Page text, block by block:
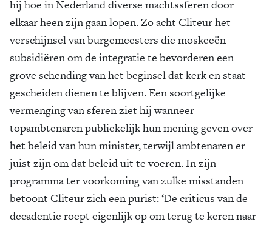
hij hoe in Nederland diverse machtssferen door
elkaar heen zijn gaan lopen. Zo acht Cliteur het
verschijnsel van burgemeesters die moskeeën
subsidiëren om de integratie te bevorderen een
grove schending van het beginsel dat kerk en staat
gescheiden dienen te blijven. Een soortgelijke
vermenging van sferen ziet hij wanneer
topambtenaren publiekelijk hun mening geven over
het beleid van hun minister, terwijl ambtenaren er
juist zijn om dat beleid uit te voeren. In zijn
programma ter voorkoming van zulke misstanden
betoont Cliteur zich een purist: ‘De criticus van de
decadentie roept eigenlijk op om terug te keren naar